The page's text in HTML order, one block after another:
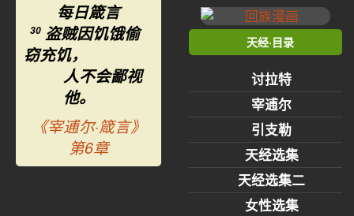
每日箴言
30 盗贼因饥饿偷
窃充饥，
人不会鄙视
他。
《宰逋尔·箴言》
第6章
天经·目录
讨拉特
宰逋尔
引支勒
天经选集
天经选集二
女性选集